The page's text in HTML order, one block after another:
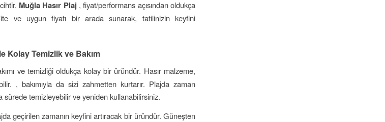
Muğla Hasır Plaj , fiyat/performans açısından oldukça
ve uygun fiyatı bir arada sunarak, tatilinizin keyfini
Kolay Temizlik ve Bakım
ve temizliği oldukça kolay bir üründür. Hasır malzeme,
, bakımıyla da sizi zahmetten kurtarır. Plajda zaman
sürede temizleyebilir ve yeniden kullanabilirsiniz.
geçirilen zamanın keyfini artıracak bir üründür. Güneşten